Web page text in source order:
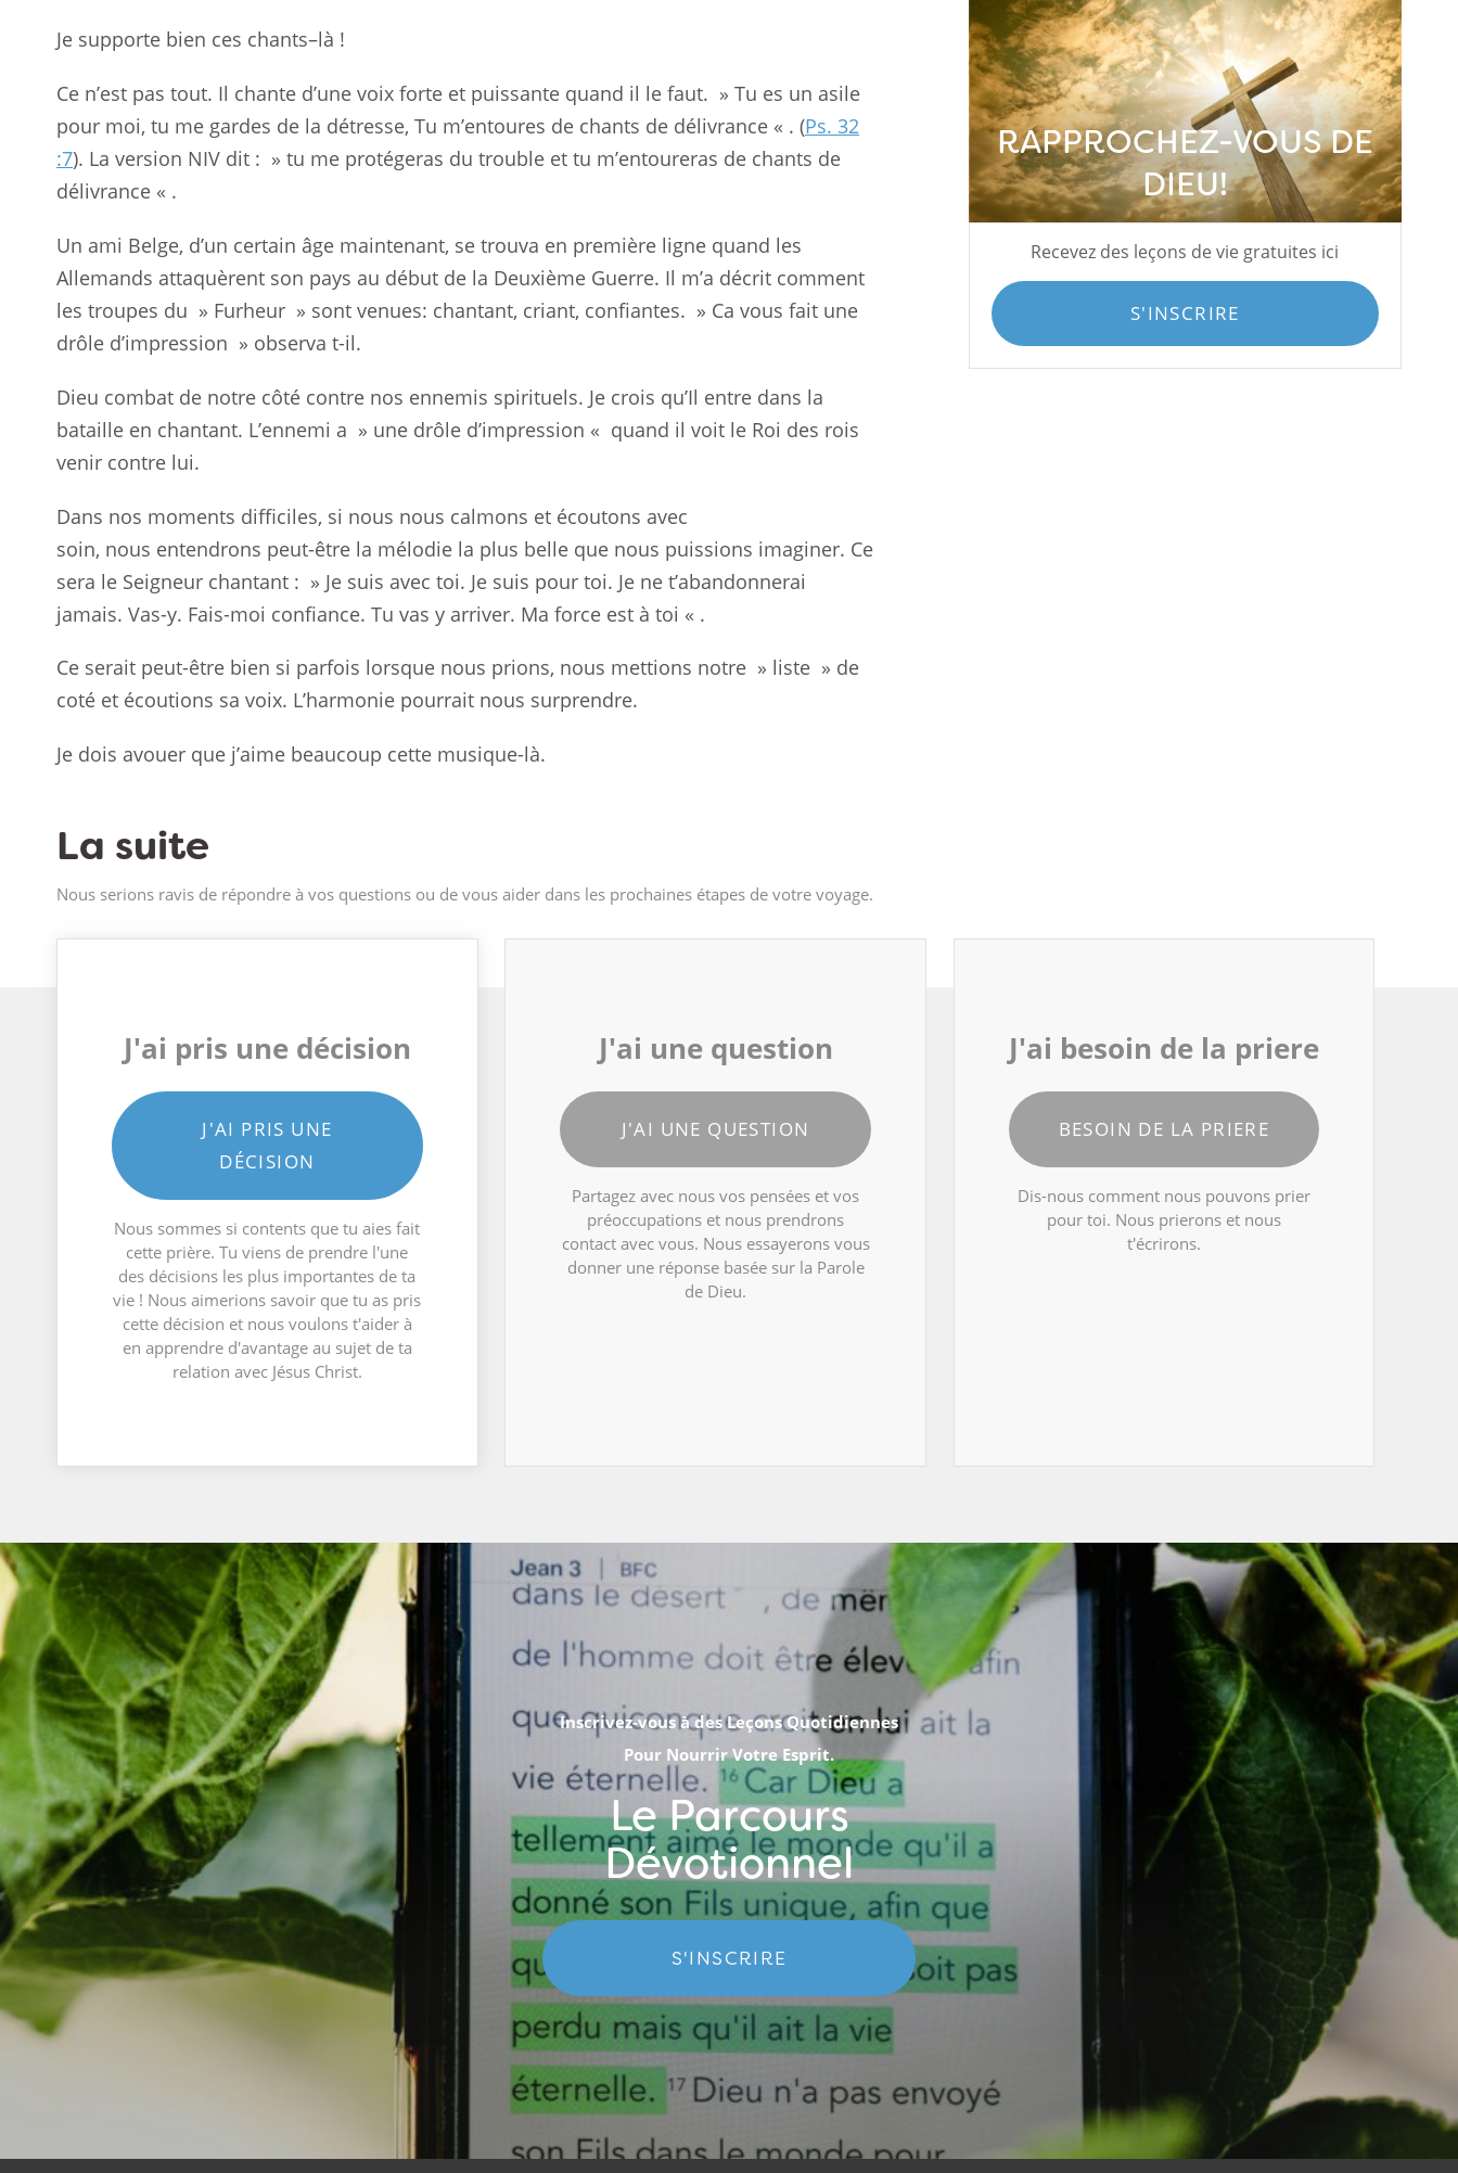
Je supporte bien ces chants–là !
Ce n’est pas tout. Il chante d’une voix forte et puissante quand il le faut. » Tu es un asile
pour moi, tu me gardes de la détresse, Tu m’entoures de chants de délivrance « . (Ps. 32
:7). La version NIV dit : » tu me protégeras du trouble et tu m’entoureras de chants de
délivrance « .
Un ami Belge, d’un certain âge maintenant, se trouva en première ligne quand les
Allemands attaquèrent son pays au début de la Deuxième Guerre. Il m’a décrit comment
les troupes du » Furheur » sont venues: chantant, criant, confiantes. » Ca vous fait une
drôle d’impression » observa t-il.
Dieu combat de notre côté contre nos ennemis spirituels. Je crois qu’Il entre dans la
bataille en chantant. L’ennemi a » une drôle d’impression « quand il voit le Roi des rois
venir contre lui.
Dans nos moments difficiles, si nous nous calmons et écoutons avec
soin, nous entendrons peut-être la mélodie la plus belle que nous puissions imaginer. Ce
sera le Seigneur chantant : » Je suis avec toi. Je suis pour toi. Je ne t’abandonnerai
jamais. Vas-y. Fais-moi confiance. Tu vas y arriver. Ma force est à toi « .
Ce serait peut-être bien si parfois lorsque nous prions, nous mettions notre » liste » de
coté et écoutions sa voix. L’harmonie pourrait nous surprendre.
Je dois avouer que j’aime beaucoup cette musique-là.
RAPPROCHEZ-VOUS DE
DIEU!
Recevez des leçons de vie gratuites ici
S'INSCRIRE
La suite
Nous serions ravis de répondre à vos questions ou de vous aider dans les prochaines étapes de votre voyage.
J'ai pris une décision
J'AI PRIS UNE
DÉCISION
Nous sommes si contents que tu aies fait
cette prière. Tu viens de prendre l'une
des décisions les plus importantes de ta
vie ! Nous aimerions savoir que tu as pris
cette décision et nous voulons t'aider à
en apprendre d'avantage au sujet de ta
relation avec Jésus Christ.
J'ai une question
J'AI UNE QUESTION
Partagez avec nous vos pensées et vos
préoccupations et nous prendrons
contact avec vous. Nous essayerons vous
donner une réponse basée sur la Parole
de Dieu.
J'ai besoin de la priere
BESOIN DE LA PRIERE
Dis-nous comment nous pouvons prier
pour toi. Nous prierons et nous
t'écrirons.
Inscrivez-vous à des Leçons Quotidiennes
Pour Nourrir Votre Esprit.
Le Parcours
Dévotionnel
S'INSCRIRE